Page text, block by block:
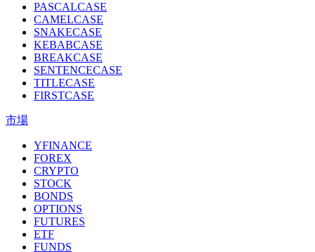
PASCALCASE
CAMELCASE
SNAKECASE
KEBABCASE
BREAKCASE
SENTENCECASE
TITLECASE
FIRSTCASE
市場
YFINANCE
FOREX
CRYPTO
STOCK
BONDS
OPTIONS
FUTURES
ETF
FUNDS